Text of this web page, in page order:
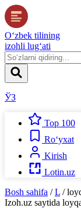
O‘zbek tilining
izohli lug‘ati
ЎЗ
Top 100
Ro‘yxat
Kirish
Lotin.uz
Bosh sahifa / L /
Izoh.uz saytida